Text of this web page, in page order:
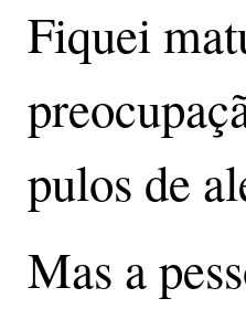
Fiquei
pulos de
Mas a